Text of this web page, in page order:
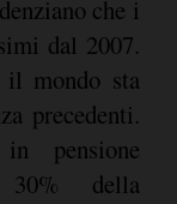
che i
dal 2007.
mondo sta
precedenti.
pensione
30% della